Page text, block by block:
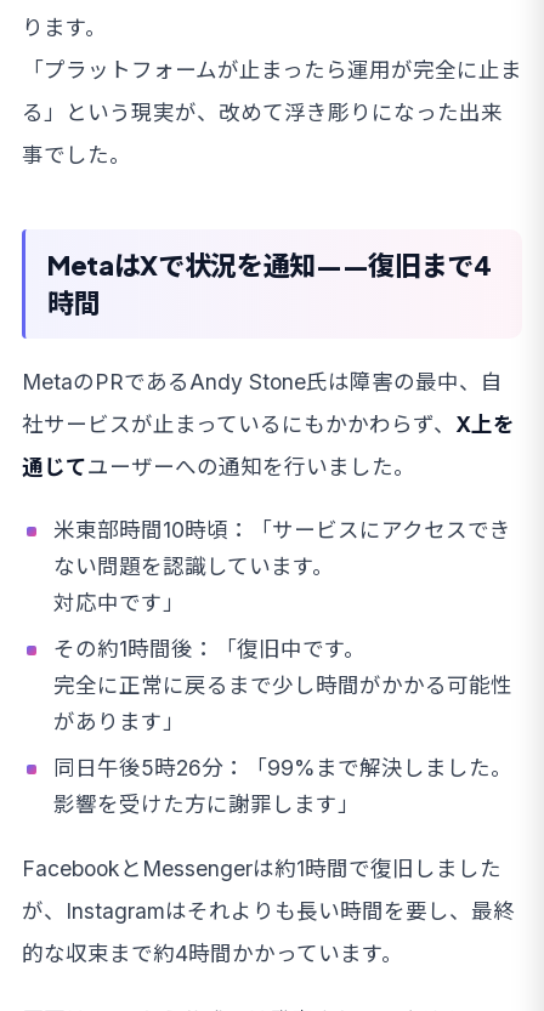
ります。
「プラットフォームが止まったら運用が完全に止ま
る」という現実が、改めて浮き彫りになった出来
事でした。
MetaはXで状況を通知——復旧まで4
時間
MetaのPRであるAndy Stone氏は障害の最中、自
社サービスが止まっているにもかかわらず、 X上を
通じてユーザーへの通知を行いました。
米東部時間10時頃：「サービスにアクセスでき
ない問題を認識しています。
対応中です」
その約1時間後：「復旧中です。
完全に正常に戻るまで少し時間がかかる可能性
があります」
同日午後5時26分：「99%まで解決しました。
影響を受けた方に謝罪します」
FacebookとMessengerは約1時間で復旧しました
が、Instagramはそれよりも長い時間を要し、最終
的な収束まで約4時間かかっています。